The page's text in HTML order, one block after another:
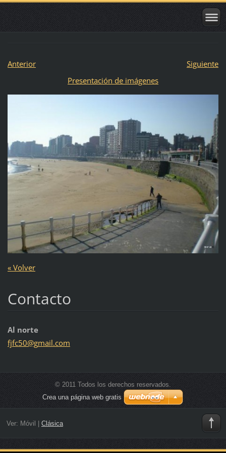
Anterior
Siguiente
Presentación de imágenes
« Volver
Contacto
Al norte
fjfc50@gmail.com
© 2011 Todos los derechos reservados.
Crea una página web gratis
Ver: Móvil Clásica